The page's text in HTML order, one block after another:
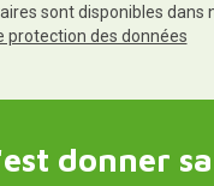
sont disponibles dans
protection des données
donner